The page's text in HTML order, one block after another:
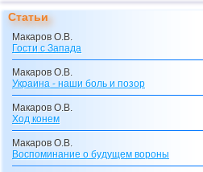
Статьи
Макаров О.В.
Гости с Запада
Макаров О.В.
Украина - наши боль и позор
Макаров О.В.
Ход конем
Макаров О.В.
Воспоминание о будущем вороны